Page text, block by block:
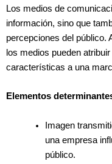
Los medios de
información, sino que
percepciones del público.
los medios pueden
características a una
Elementos
Imagen
una empresa
público.